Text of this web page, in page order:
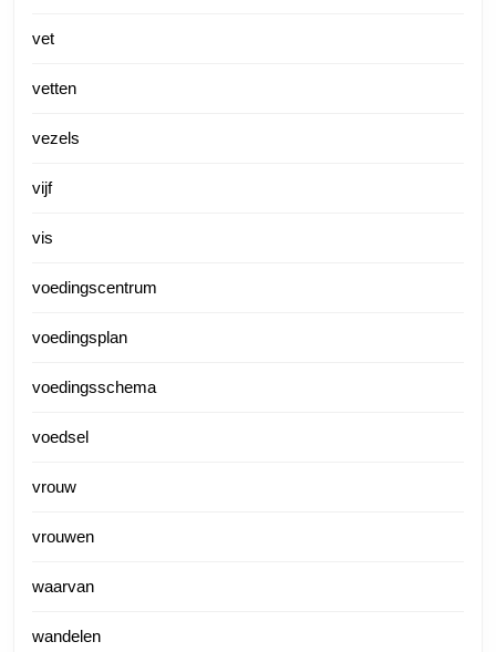
vet
vetten
vezels
vijf
vis
voedingscentrum
voedingsplan
voedingsschema
voedsel
vrouw
vrouwen
waarvan
wandelen